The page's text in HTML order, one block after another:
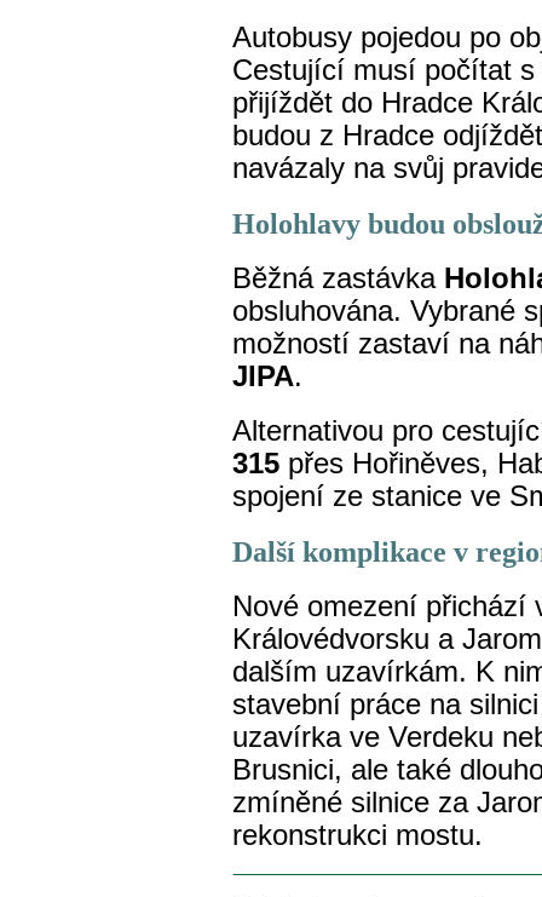
Autobusy pojedou po
Cestující musí počítat
přijíždět do Hradce
budou z Hradce
navázaly na svůj
Holohlavy budou
Běžná zastávka
obsluhována. Vybrané
možností zastaví na
JIPA.
Alternativou pro
315 přes Hořiněves,
spojení ze stanice ve
Další komplikace v
Nové omezení přichází
Královédvorsku a
dalším uzavírkám. K
stavební práce na
uzavírka ve Verdeku
Brusnici, ale také
zmíněné silnice za
rekonstrukci mostu.